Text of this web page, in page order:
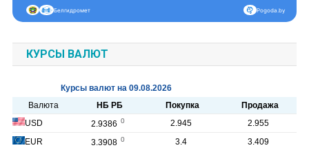
Pogoda.by
Белгидромет
КУРСЫ ВАЛЮТ